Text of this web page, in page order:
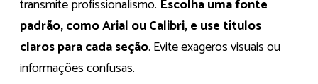
transmite profissionalismo. Escolha uma fonte
padrão, como Arial ou Calibri, e use títulos
claros para cada seção. Evite exageros visuais ou
informações confusas.